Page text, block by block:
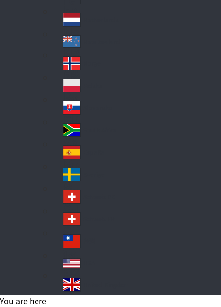
a
La
tin
A
m
eri
ca
Ne
th
erl
an
ds
Ne
w
Ze
al
an
d
No
rw
ay
Po
la
nd
Sl
ov
ak
ia
So
ut
h
Af
ric
a
Sp
ai
n
S
w
ed
en
S
wi
tz
erl
an
d
S
wi
tz
erl
an
d
Ta
iw
an
US
A
Un
You are here